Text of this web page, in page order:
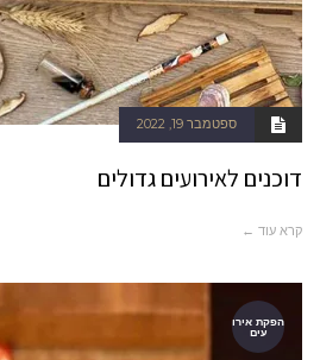
ספטמבר 19, 2022
דוכנים לאירועים גדולים
קרא עוד ←
הפקת אירו
עים